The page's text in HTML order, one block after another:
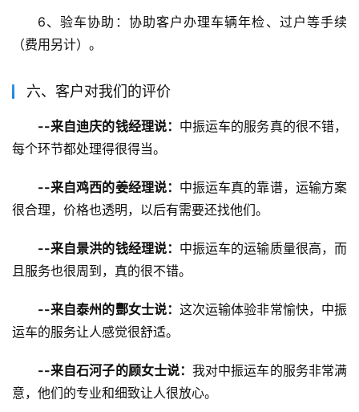
6、验车协助：协助客户办理车辆年检、过户等手续
（费用另计）。
六、客户对我们的评价
--来自迪庆的钱经理说： 中振运车的服务真的很不错，
每个环节都处理得很得当。
--来自鸡西的姜经理说： 中振运车真的靠谱，运输方案
很合理，价格也透明，以后有需要还找他们。
--来自景洪的钱经理说： 中振运车的运输质量很高，而
且服务也很周到，真的很不错。
--来自泰州的酆女士说： 这次运输体验非常愉快，中振
运车的服务让人感觉很舒适。
--来自石河子的顾女士说：我对中振运车的服务非常满
意，他们的专业和细致让人很放心。